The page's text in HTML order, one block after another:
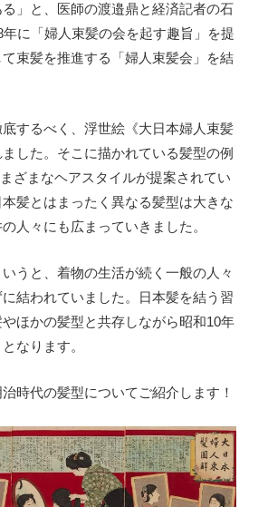
」と、医師の渡邉鼎と経済記者の石
年に「婦人束髪の会を起す趣旨」を提
束髪を推進する「婦人束髪会」を結
するべく、浮世絵《大日本婦人束髪
した。そこに描かれている髪型の例
ざまなヘアスタイルが提案されてい
髪とはまったく異なる髪型は大きな
人々にも広まっていきました。
うと、着物の生活が続く一般の人々
結われていました。日本髪を結う習
ほかの髪型と共存しながら昭和10年
なります。
時代の髪型についてご紹介します！